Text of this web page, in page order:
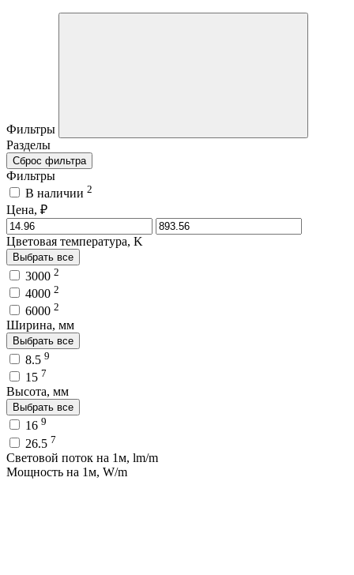
Фильтры
Разделы
Сброс фильтра
Фильтры
В наличии 2
Цена, ₽
Цветовая температура, K
Выбрать все
3000 2
4000 2
6000 2
Ширина, мм
Выбрать все
8.5 9
15 7
Высота, мм
Выбрать все
16 9
26.5 7
Световой поток на 1м, lm/m
Мощность на 1м, W/m